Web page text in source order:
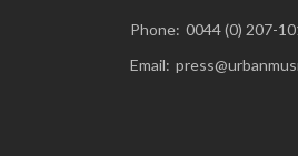
Phone: 0044 (0) 207-
Email: